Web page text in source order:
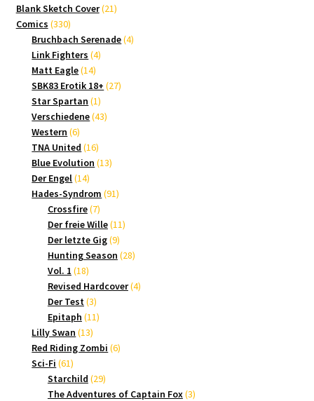
Blank Sketch Cover 2121
Comics 330330
Produkte
Bruchbach Serenade 44
Link Fighters 44
Matt Eagle 1414
Produkte
SBK83 Erotik 18+ 2727
Star Spartan 11
Produkt
Verschiedene 4343
Western 66
Produkte
TNA United 1616
Produkte
Blue Evolution 1313
Der Engel 1414
Produkte
Hades-Syndrom 9191
Crossfire 77
Produkte
Der freie Wille 1111
Der letzte Gig 99
Produkte
Hunting Season 2828
Vol. 1 1818
Produkte
Revised Hardcover 44
Der Test 33
Produkte
Epitaph 1111
Lilly Swan 1313
Produkte
Red Riding Zombi 66
Sci-Fi 6161
Produkte
Starchild 2929
Produkte
The Adventures of Captain Fox 33